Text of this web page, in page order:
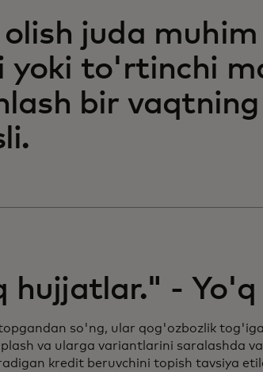
juda
yoki to'rtinchi
bir
hujjatlar." -
so'ng, ular qog'ozbozlik
va ularga variantlarini saralashda
kredit beruvchini topish tavsiya